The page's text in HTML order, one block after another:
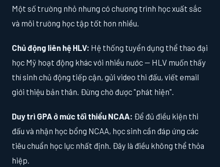
Một số trường nhỏ nhưng có chương trình học xuất sắc
và môi trường học tập tốt hơn nhiều.
Chủ động liên hệ HLV: Hệ thống tuyển dụng thể thao đại
học Mỹ hoạt động khác với nhiều nước — HLV muốn thấy
thí sinh chủ động tiếp cận, gửi video thi đấu, viết email
giới thiệu bản thân. Đừng chờ được "phát hiện".
Duy trì GPA ở mức tối thiểu NCAA: Để đủ điều kiện thi
đấu và nhận học bổng NCAA, học sinh cần đáp ứng các
tiêu chuẩn học lực nhất định. Đây là điều không thể thỏa
hiệp.